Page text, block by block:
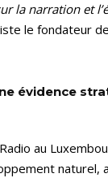
la narration et
le fondateur
évidence
au
naturel,